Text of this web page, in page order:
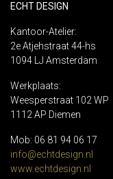
ECHT DESIGN
Kantoor-Atelier:
2e Atjehstraat 44-hs
1094 LJ Amsterdam
Werkplaats:
Weesperstraat 102 WP
1112 AP Diemen
Mob: 06 81 94 06 17
info@echtdesign.nl
www.echtdesign.nl